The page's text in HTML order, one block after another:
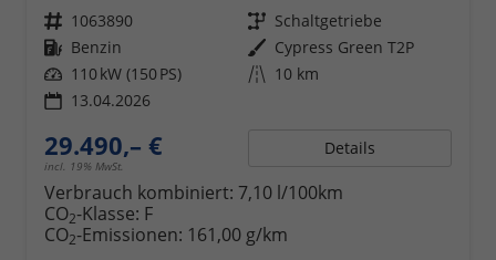
Fahrzeugnr. 1063890 Getriebe Schaltgetriebe
Kraftstoff Benzin Außenfarbe Cypress Green T2P
Leistung 110 kW (150 PS) Kilometerstand 10 km
13.04.2026
29.490,– €
incl. 19% MwSt.
Details
Verbrauch kombiniert: 7,10 l/100km
CO2-Klasse: F
CO2-Emissionen: 161,00 g/km